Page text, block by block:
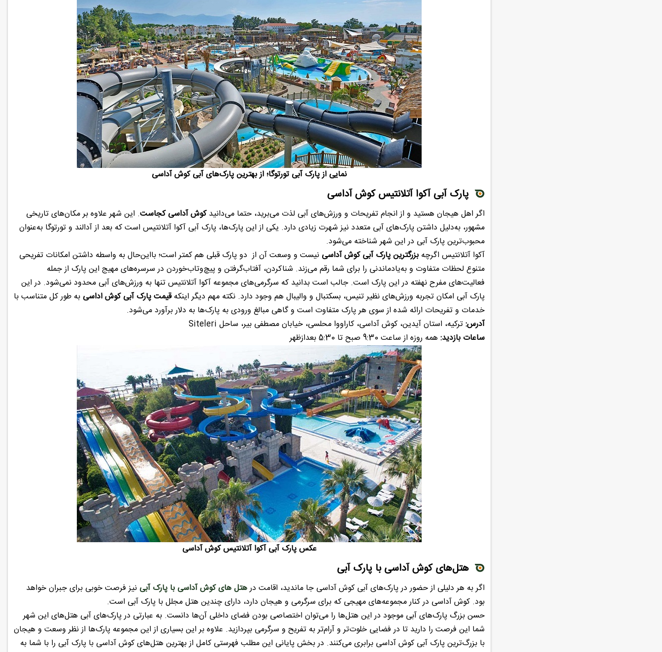
نمایی از پارک آبی تورتوگا؛ از بهترین پارک‌های آبی کوش آداسی
پارک آبی آکوا آتلانتیس کوش آداسی
اگر اهل هیجان هستید و از انجام تفریحات و ورزش‌های آبی لذت می‌برید، حتما می‌دانیدکوش آداسی کجاست. این شهر علاوه بر مکان‌های تاریخی
مشهور، به‌دلیل داشتن پارک‌های آبی متعدد نیز شهرت زیادی دارد. یکی از این پارک‌ها، پارک آبی آکوا آتلانتیس است که بعد از آدالند و تورتوگا به‌عنوان
محبوب‌ترین پارک آبی در این شهر شناخته می‌شود.
آکوا آتلانتیس اگرچه بزرگترین پارک آبی کوش آداسی نیست و وسعت آن از دو پارک قبلی هم کمتر است؛ بااین‌حال به واسطه داشتن امکانات تفریحی
متنوع لحظات متفاوت و به‌یادماندنی را برای شما رقم می‌زند. شناکردن، آفتاب‌گرفتن و پیچ‌وتاب‌خوردن در سرسره‌های مهیج این پارک از جمله
فعالیت‌های مفرح نهفته در این پارک است. جالب است بدانید که سرگرمی‌های مجموعه آکوا آتلانتیس تنها به ورزش‌های آبی محدود نمی‌شود. در این
پارک آبی امکان تجربه ورزش‌های نظیر تنیس، بسکتبال و والیبال هم وجود دارد. نکته مهم دیگر اینکهقیمت پارک آبی کوش اداسی به طور کل متناسب با
خدمات و تفریحات ارائه شده از سوی هر پارک متفاوت است و گاهی مبالغ ورودی به پارک‌ها به دلار برآورد می‌شود.
آدرس:ترکیه، استان آیدین، کوش آداسی، کاراووا محلسی، خیابان مصطفی بیر، ساحل Siteleri
ساعات بازدید: همه روزه از ساعت 9:30 صبح تا 5:30 بعدازظهر
عکس پارک آبی آکوا آتلانتیس کوش آداسی
هتل‌های کوش آداسی با پارک آبی
اگر به هر دلیلی از حضور در پارک‌های آبی کوش آداسی جا ماندید، اقامت درهتل های کوش آداسی با پارک آبی نیز فرصت خوبی برای جبران خواهد
بود. کوش آداسی در کنار مجموعه‌های مهیجی که برای سرگرمی و هیجان دارد، دارای چندین هتل مجلل با پارک آبی است.
حسن بزرگ پارک‌های آبی موجود در این هتل‌ها را می‌توان اختصاصی‌ بودن فضای داخلی آن‌ها دانست. به عبارتی در پارک‌های آبی هتل‌های این شهر
شما این فرصت را دارید تا در فضایی خلوت‌تر و آرام‌تر به تفریح و سرگرمی بپردازید. علاوه بر این بسیاری از این مجموعه پارک‌ها از نظر وسعت و هیجان
با بزرگ‌ترین پارک آبی کوش آداسی برابری می‌کنند. در بخش پایانی این مطلب فهرستی کامل از بهترین هتل‌های کوش آداسی با پارک آبی را با شما به